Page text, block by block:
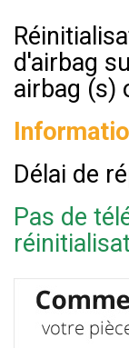
d'airbag
airbag (s)
Délai de
Pas de